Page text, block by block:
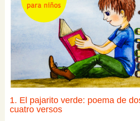
1. El pajarito verde: poema de
cuatro versos